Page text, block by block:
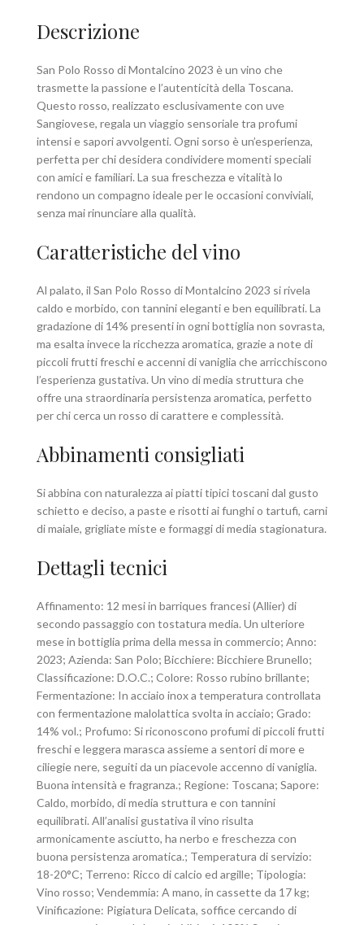
Descrizione
San Polo Rosso di Montalcino 2023 è un vino che
trasmette la passione e l’autenticità della Toscana.
Questo rosso, realizzato esclusivamente con uve
Sangiovese, regala un viaggio sensoriale tra profumi
intensi e sapori avvolgenti. Ogni sorso è un’esperienza,
perfetta per chi desidera condividere momenti speciali
con amici e familiari. La sua freschezza e vitalità lo
rendono un compagno ideale per le occasioni conviviali,
senza mai rinunciare alla qualità.
Caratteristiche del vino
Al palato, il San Polo Rosso di Montalcino 2023 si rivela
caldo e morbido, con tannini eleganti e ben equilibrati. La
gradazione di 14% presenti in ogni bottiglia non sovrasta,
ma esalta invece la ricchezza aromatica, grazie a note di
piccoli frutti freschi e accenni di vaniglia che arricchiscono
l’esperienza gustativa. Un vino di media struttura che
offre una straordinaria persistenza aromatica, perfetto
per chi cerca un rosso di carattere e complessità.
Abbinamenti consigliati
Si abbina con naturalezza ai piatti tipici toscani dal gusto
schietto e deciso, a paste e risotti ai funghi o tartufi, carni
di maiale, grigliate miste e formaggi di media stagionatura.
Dettagli tecnici
Affinamento: 12 mesi in barriques francesi (Allier) di
secondo passaggio con tostatura media. Un ulteriore
mese in bottiglia prima della messa in commercio; Anno:
2023; Azienda: San Polo; Bicchiere: Bicchiere Brunello;
Classificazione: D.O.C.; Colore: Rosso rubino brillante;
Fermentazione: In acciaio inox a temperatura controllata
con fermentazione malolattica svolta in acciaio; Grado:
14% vol.; Profumo: Si riconoscono profumi di piccoli frutti
freschi e leggera marasca assieme a sentori di more e
ciliegie nere, seguiti da un piacevole accenno di vaniglia.
Buona intensità e fragranza.; Regione: Toscana; Sapore:
Caldo, morbido, di media struttura e con tannini
equilibrati. All’analisi gustativa il vino risulta
armonicamente asciutto, ha nerbo e freschezza con
buona persistenza aromatica.; Temperatura di servizio:
18-20°C; Terreno: Ricco di calcio ed argille; Tipologia:
Vino rosso; Vendemmia: A mano, in cassette da 17 kg;
Vinificazione: Pigiatura Delicata, soffice cercando di